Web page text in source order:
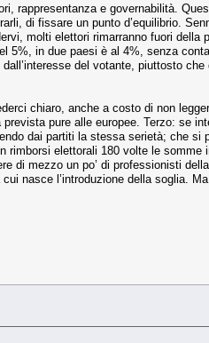
rappresentanza e governabilità.
di fissare un punto d’equilibrio.
molti elettori rimarranno fuori della
in due paesi è al 4%, senza
del votante, piuttosto
chiaro, anche a costo di non
pure alle europee. Terzo: se
dai partiti la stessa serietà; che si
elettorali 180 volte le
di mezzo un po’ di professionisti
nasce l’introduzione della soglia.